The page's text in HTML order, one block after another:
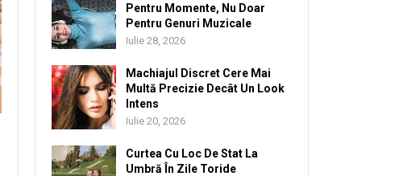
Pentru Momente, Nu Doar
Pentru Genuri Muzicale
Iulie 28, 2026
Machiajul Discret Cere Mai
Multă Precizie Decât Un Look
Intens
Iulie 20, 2026
Curtea Cu Loc De Stat La
Umbră În Zile Toride